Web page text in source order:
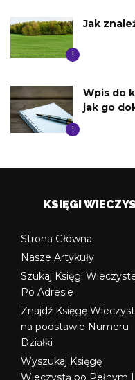
!
Jak
!
Wpis do
jak go
KSIĘGI
Strona Główna
Nasze Artykuły
Szukaj Księgi
Po Adresie
Znajdź Księgę
na podstawie Numeru
Działki
Wyszukaj Księgę
Wieczystą po Pełnym